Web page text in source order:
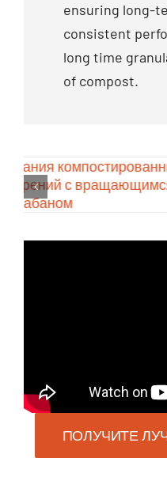
ensuring long-
consistent
long time
of compost.
ПОЛУЧИТЕ